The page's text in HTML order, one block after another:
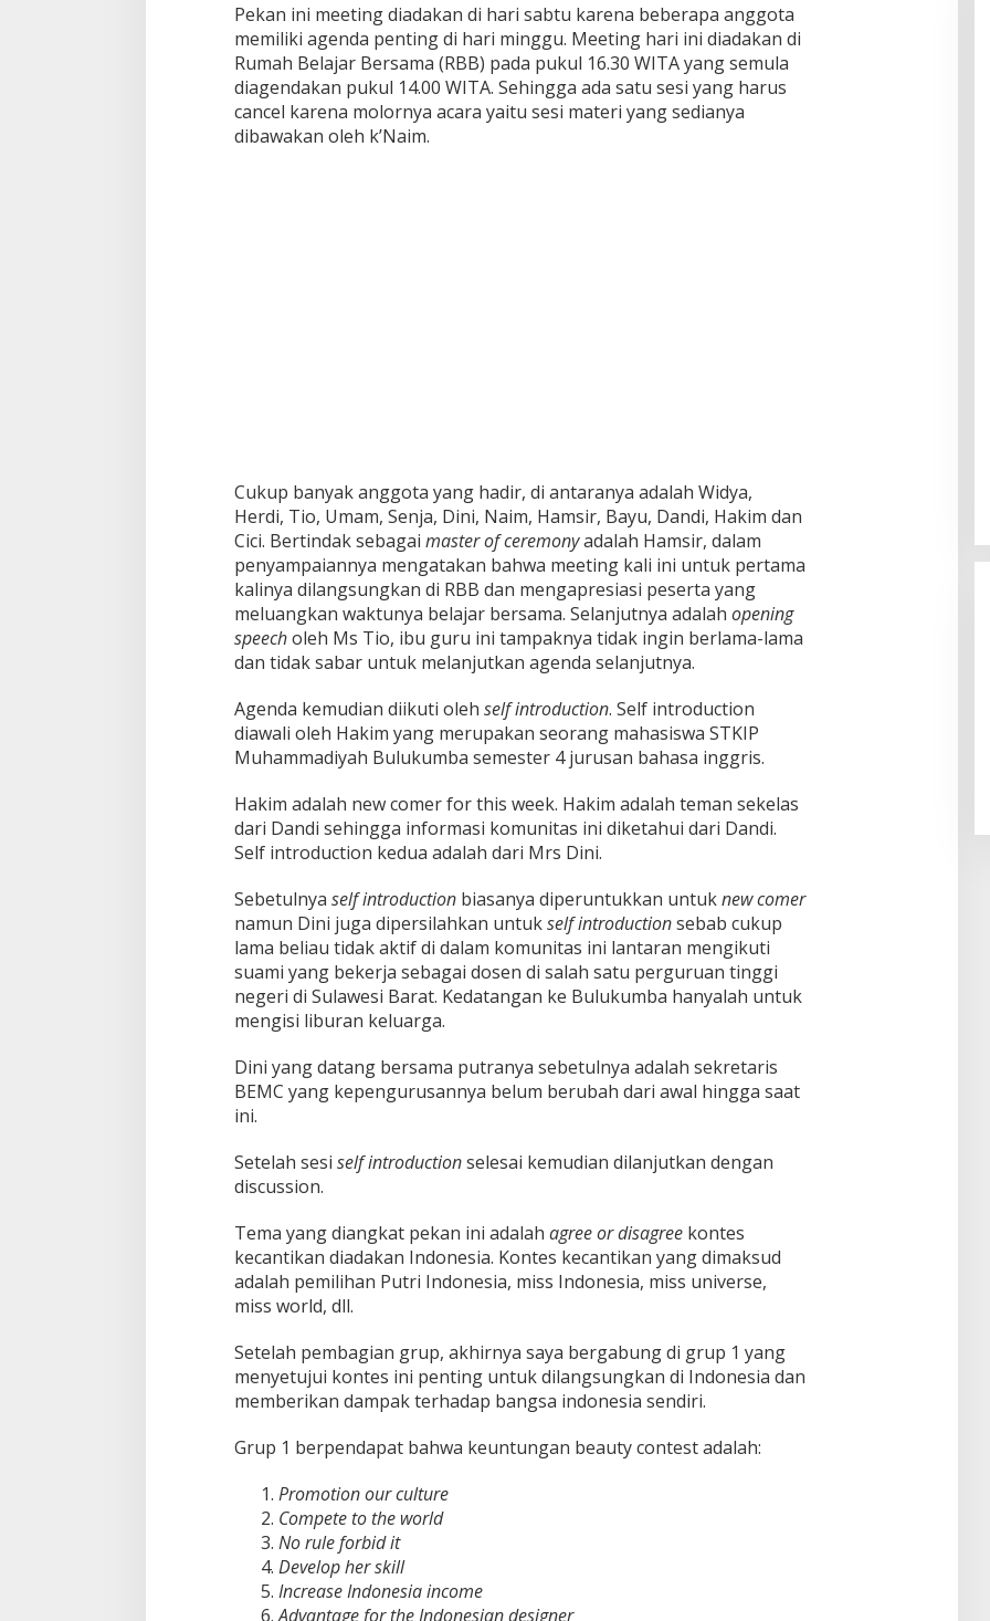
Pekan ini meeting diadakan di hari sabtu karena beberapa anggota
memiliki agenda penting di hari minggu. Meeting hari ini diadakan di
Rumah Belajar Bersama (RBB) pada pukul 16.30 WITA yang semula
diagendakan pukul 14.00 WITA. Sehingga ada satu sesi yang harus
cancel karena molornya acara yaitu sesi materi yang sedianya
dibawakan oleh k’Naim.
Cukup banyak anggota yang hadir, di antaranya adalah Widya,
Herdi, Tio, Umam, Senja, Dini, Naim, Hamsir, Bayu, Dandi, Hakim dan
Cici. Bertindak sebagai master of ceremonyadalah Hamsir, dalam
penyampaiannya mengatakan bahwa meeting kali ini untuk pertama
kalinya dilangsungkan di RBB dan mengapresiasi peserta yang
meluangkan waktunya belajar bersama. Selanjutnya adalah opening
speecholeh Ms Tio, ibu guru ini tampaknya tidak ingin berlama-lama
dan tidak sabar untuk melanjutkan agenda selanjutnya.
Agenda kemudian diikuti oleh self introduction. Self introduction
diawali oleh Hakim yang merupakan seorang mahasiswa STKIP
Muhammadiyah Bulukumba semester 4 jurusan bahasa inggris.
Hakim adalah new comer for this week. Hakim adalah teman sekelas
dari Dandi sehingga informasi komunitas ini diketahui dari Dandi.
Self introduction kedua adalah dari Mrs Dini.
Sebetulnya self introductionbiasanya diperuntukkan untuknew comer
namun Dini juga dipersilahkan untukself introductionsebab cukup
lama beliau tidak aktif di dalam komunitas ini lantaran mengikuti
suami yang bekerja sebagai dosen di salah satu perguruan tinggi
negeri di Sulawesi Barat. Kedatangan ke Bulukumba hanyalah untuk
mengisi liburan keluarga.
Dini yang datang bersama putranya sebetulnya adalah sekretaris
BEMC yang kepengurusannya belum berubah dari awal hingga saat
ini.
Setelah sesi self introductionselesai kemudian dilanjutkan dengan
discussion.
Tema yang diangkat pekan ini adalah agreeordisagreekontes
kecantikan diadakan Indonesia. Kontes kecantikan yang dimaksud
adalah pemilihan Putri Indonesia, miss Indonesia, miss universe,
miss world, dll.
Setelah pembagian grup, akhirnya saya bergabung di grup 1 yang
menyetujui kontes ini penting untuk dilangsungkan di Indonesia dan
memberikan dampak terhadap bangsa indonesia sendiri.
Grup 1 berpendapat bahwa keuntungan beauty contest adalah:
Promotion our culture
Compete to the world
No rule forbid it
Develop her skill
Increase Indonesia income
Advantage for the Indonesian designer